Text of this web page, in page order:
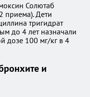
Солютаб
приема). Дети
тригидрат
до 4 лет назначали
дозе 100 мг/кг в 4
и